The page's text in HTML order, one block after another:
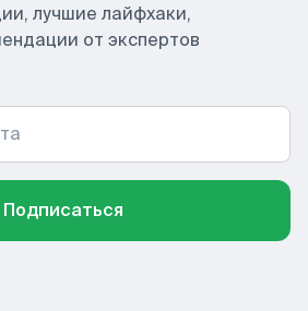
лучшие лайфхаки,
от экспертов
Подписаться